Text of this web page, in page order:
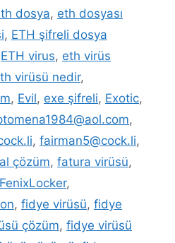
dosya, eth dosyası
, ETH şifreli dosya
ETH virus, eth virüs
virüsü nedir,
, Evil, exe şifreli, Exotic,
,
, fairman5@cock.li,
çözüm, fatura virüsü,
FenixLocker,
, fidye virüsü, fidye
çözüm, fidye virüsü